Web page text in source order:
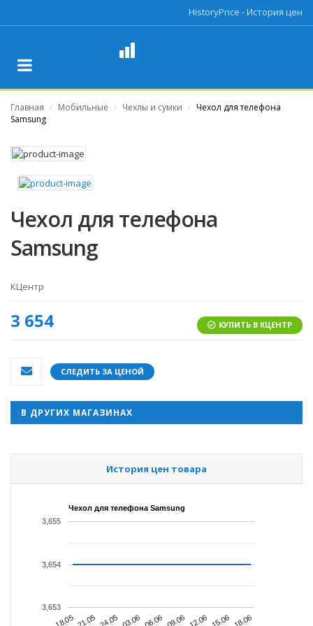
HistoryPrice - История цен
Главная / Мобильные / Чехлы и сумки / Чехол для телефона
Samsung
Чехол для телефона
Samsung
КЦентр
3 654 КУПИТЬ В КЦЕНТР
СЛЕДИТЬ ЗА ЦЕНОЙ
В ДРУГИХ МАГАЗИНАХ
История цен товара
Чехол для телефона Samsung
18.05 21.05 24.05 03.06 06.06 09.06 12.06 15.06 18.06
3,653
3,654
3,655